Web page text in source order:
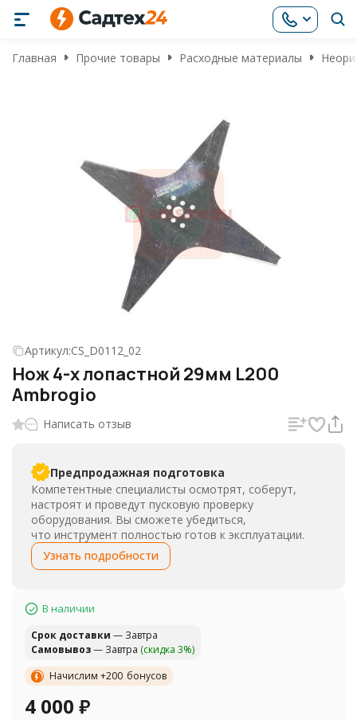
Главная Прочие товары Расходные материалы
Артикул:CS_D0112_02
Нож 4-х лопастной 29мм L200
Ambrogio
Написать отзыв
Предпродажная подготовка
Компетентные специалисты осмотрят, соберут,
настроят и проведут пусковую проверку
оборудования. Вы сможете убедиться,
что инструмент полностью готов к эксплуатации.
Узнать подробности
В наличии
Cрок доставки — Завтра
Самовывоз— Завтра (скидка 3%)
Начислим +200 бонусов
4 000 ₽